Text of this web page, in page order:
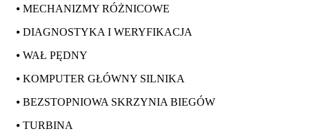
⦁ MECHANIZMY RÓŻNICOWE
⦁ DIAGNOSTYKA I WERYFIKACJA
⦁ WAŁ PĘDNY
⦁ KOMPUTER GŁÓWNY SILNIKA
⦁ BEZSTOPNIOWA SKRZYNIA BIEGÓW
⦁ TURBINA